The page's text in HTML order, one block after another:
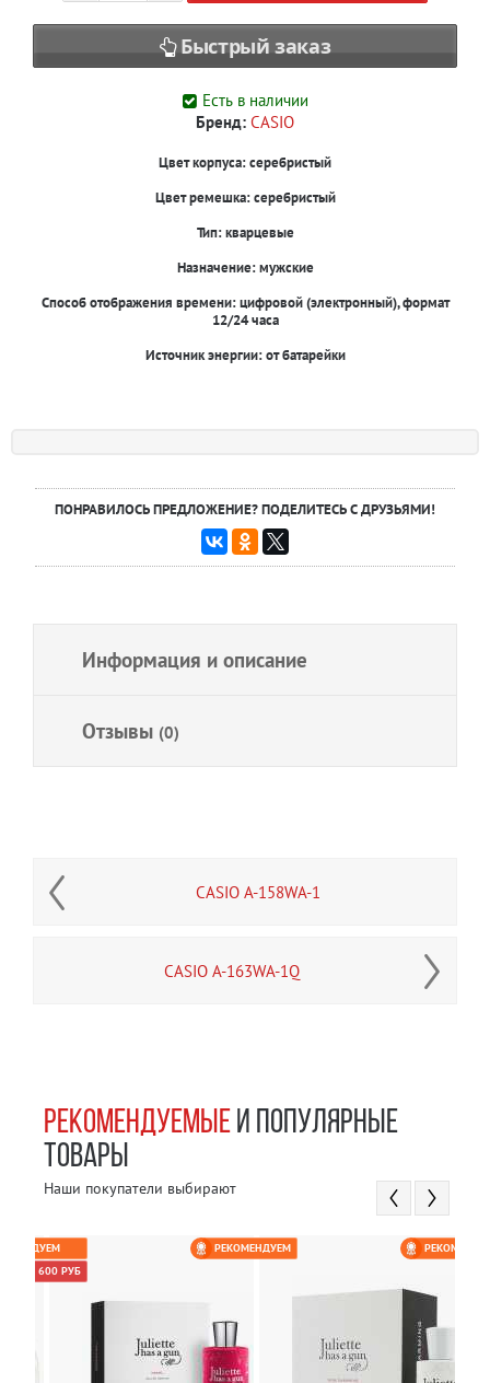
Быстрый заказ
Есть в наличии
Бренд: CASIO
Цвет корпуса:серебристый
Цвет ремешка:серебристый
Тип:кварцевые
Назначение:мужские
Способ отображения времени:цифровой (электронный), формат
12/24 часа
Источник энергии:от батарейки
ПОНРАВИЛОСЬ ПРЕДЛОЖЕНИЕ? ПОДЕЛИТЕСЬ С ДРУЗЬЯМИ!
Информация и описание
Отзывы (0)
CASIO A-158WA-1
CASIO A-163WA-1Q
РЕКОМЕНДУЕМЫЕИ ПОПУЛЯРНЫЕ
ТОВАРЫ
Наши покупатели выбирают
1 600 РУБ
РЕКОМЕНДУЕМ